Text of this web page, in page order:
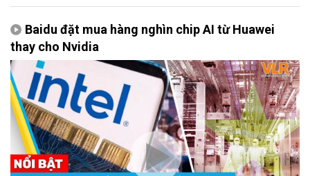
Baidu đặt mua hàng nghìn chip AI từ Huawei
thay cho Nvidia